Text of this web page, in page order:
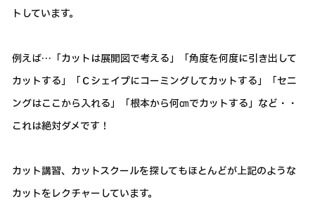
トしています。
例えば…「カットは展開図で考える」「角度を何度に引き出して
カットする」「Ｃシェイプにコーミングしてカットする」「セニ
ングはここから入れる」「根本から何㎝でカットする」など・・
これは絶対ダメです！
カット講習、カットスクールを探してもほとんどが上記のような
カットをレクチャーしています。